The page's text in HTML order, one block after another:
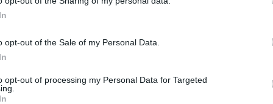
opt-out of the Sale of my Personal Data.
opt-out of processing my Personal Data for Targeted